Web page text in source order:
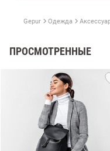
Gepur Одежда
ПРОСМОТРЕННЫЕ